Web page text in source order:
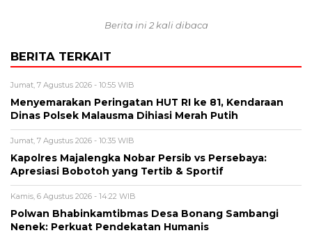
Berita ini 2 kali dibaca
BERITA TERKAIT
Jumat, 7 Agustus 2026 - 10:55 WIB
Menyemarakan Peringatan HUT RI ke 81, Kendaraan
Dinas Polsek Malausma Dihiasi Merah Putih
Jumat, 7 Agustus 2026 - 10:35 WIB
Kapolres Majalengka Nobar Persib vs Persebaya:
Apresiasi Bobotoh yang Tertib & Sportif
Kamis, 6 Agustus 2026 - 14:22 WIB
Polwan Bhabinkamtibmas Desa Bonang Sambangi
Nenek: Perkuat Pendekatan Humanis